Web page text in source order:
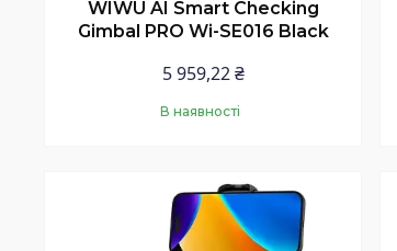
WIWU AI Smart Checking
Gimbal PRO Wi-SE016 Black
5 959,22 ₴
В наявності
Купити